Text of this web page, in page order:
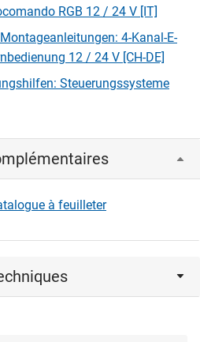
RGB 12 / 24 V [IT]
4-Kanal-E-
12 / 24 V [CH-DE]
Steuerungssysteme
à feuilleter